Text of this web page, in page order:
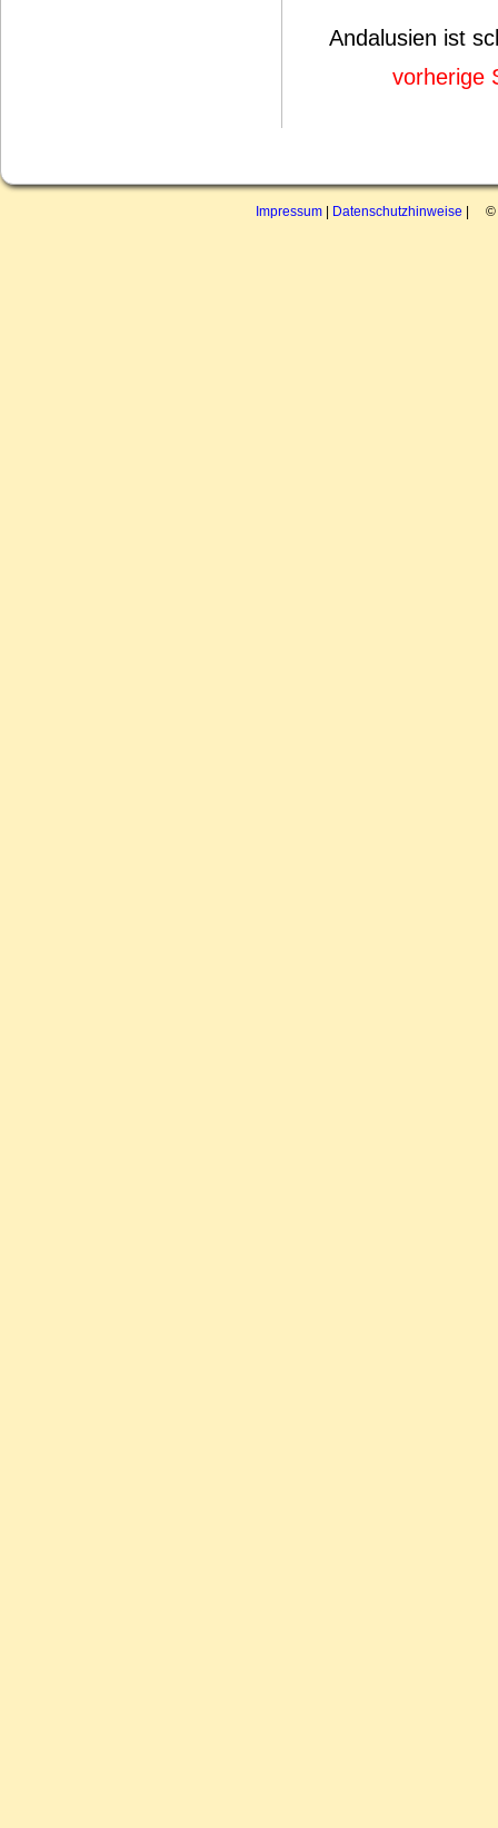
Andalusien ist
vorherige
Impressum | Datenschutzhinweise | ©